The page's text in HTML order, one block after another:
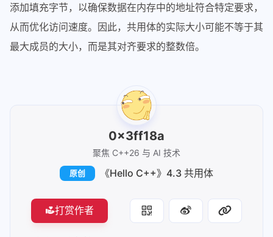
24
25
26
27
    cout <<
"Float value: " <<
// 错误演示：由于内存共享，此时再读取
// cout << cv.int_val << endl;
添加填充字节，以确保数据在内存中的地址符合特定要求，
从而优化访问速度。因此，共用体的实际大小可能不等于其
最大成员的大小，而是其对齐要求的整数倍。
0x3ff18a
聚焦 C++26 与 AI 技术
原创 《Hello C++》4.3 共用体
打赏作者